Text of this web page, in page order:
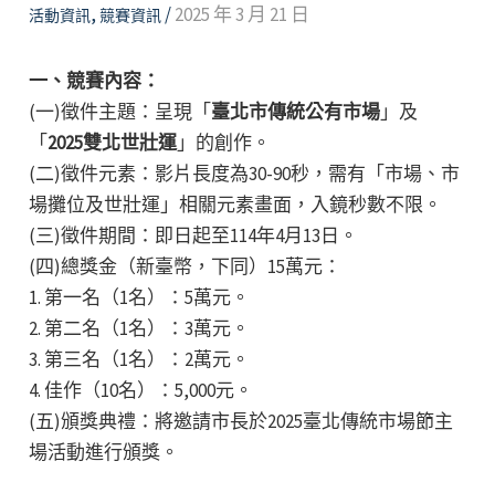
活動資訊, 競賽資訊/2025 年 3 月 21 日
一、競賽內容：
(一)徵件主題：呈現「臺北市傳統公有市場」及
「2025雙北世壯運」的創作。
(二)徵件元素：影片長度為30-90秒，需有「市場、市
場攤位及世壯運」相關元素畫面，入鏡秒數不限。
(三)徵件期間：即日起至114年4月13日。
(四)總獎金（新臺幣，下同）15萬元：
1. 第一名（1名）：5萬元。
2. 第二名（1名）：3萬元。
3. 第三名（1名）：2萬元。
4. 佳作（10名）：5,000元。
(五)頒獎典禮：將邀請市長於2025臺北傳統市場節主
場活動進行頒獎。